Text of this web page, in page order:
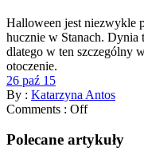
Halloween jest niezwykle
hucznie w Stanach. Dynia
dlatego w ten szczególny
otoczenie.
26 paź 15
By : Katarzyna Antos
Comments : Off
Polecane artykuły